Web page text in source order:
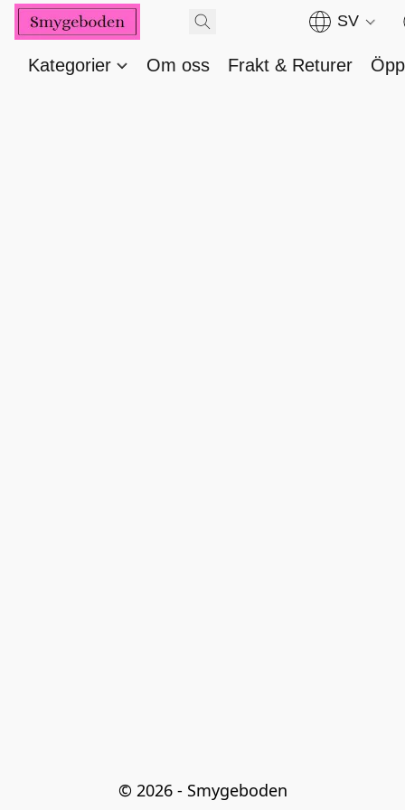
SV
Kategorier Om oss Frakt & Returer
© 2026 - Smygeboden